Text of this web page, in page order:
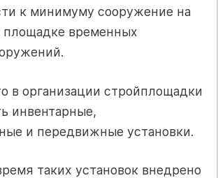
к минимуму сооружение на
площадке временных
в организации стройплощадки
инвентарные,
и передвижные установки.
таких установок внедрено